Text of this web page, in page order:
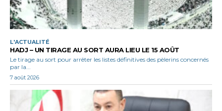
L'ACTUALITÉ
HADJ – UN TIRAGE AU SORT AURA LIEU LE 15 AOÛT
Le tirage au sort pour arrêter les listes définitives des pèlerins concernés
par la...
7 août 2026